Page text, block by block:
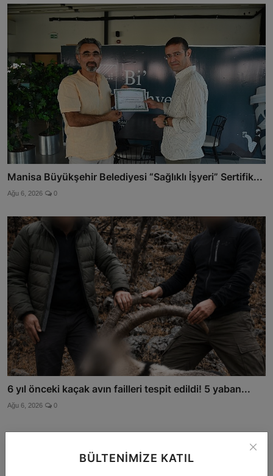
BÜLTENIMIZE KATIL
Manisa Büyükşehir Belediyesi “Sağlıklı İşyeri” Sertifik...
Ağu 6, 2026 0
6 yıl önceki kaçak avın failleri tespit edildi! 5 yaban...
Ağu 6, 2026 0